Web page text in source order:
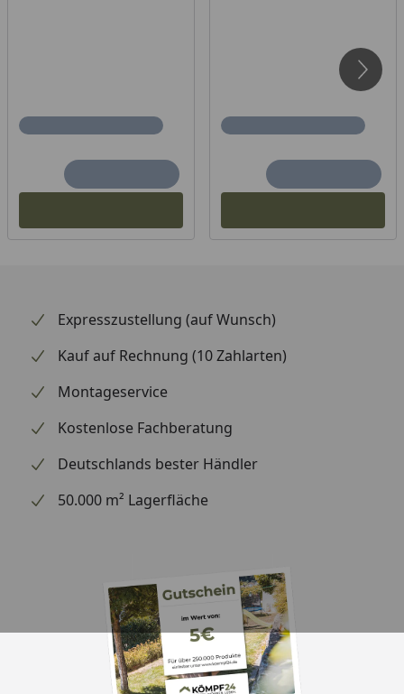
Expresszustellung (auf Wunsch)
Kauf auf Rechnung (10 Zahlarten)
Montageservice
Kostenlose Fachberatung
Deutschlands bester Händler
50.000 m² Lagerfläche